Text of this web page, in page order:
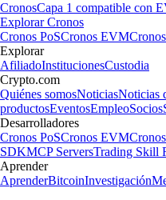
CronosCapa 1 compatible con
Explorar Cronos
Cronos PoSCronos EVM
Explorar
AfiliadoInstitucionesCustodia
Crypto.com
Quiénes somosNoticiasNoticias
productosEventosEmpleoSocios
Desarrolladores
Cronos PoSCronos EVM
SDKMCP ServersTrading Skill
Aprender
AprenderBitcoinInvestigación